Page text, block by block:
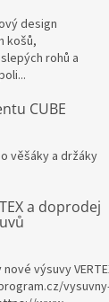
design
košů,
rohů a
CUBE
věšáky a držáky
a doprodej
výsuvy